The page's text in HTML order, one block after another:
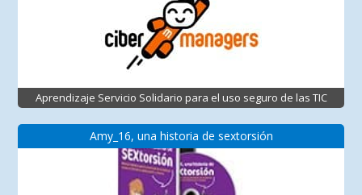
Aprendizaje Servicio Solidario para el uso seguro de las TIC
Amy_16, una historia de sextorsión